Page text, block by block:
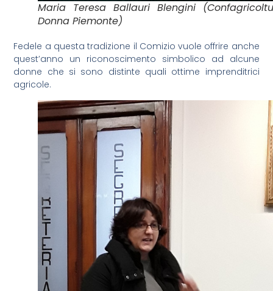
Maria Teresa Ballauri Blengini
Donna Piemonte)
Fedele a questa tradizione il Comizio vuole offrire anche
quest’anno un riconoscimento simbolico ad alcune
donne che si sono distinte quali ottime imprenditrici
agricole.